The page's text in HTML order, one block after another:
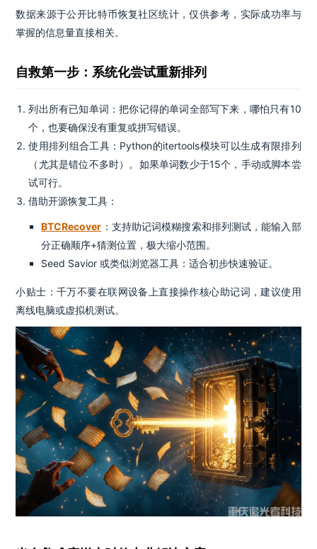
数据来源于公开比特币恢复社区统计，仅供参考，实际成功率与
掌握的信息量直接相关。
自救第一步：系统化尝试重新排列
列出所有已知单词：把你记得的单词全部写下来，哪怕只有10
个，也要确保没有重复或拼写错误。
使用排列组合工具：Python的itertools模块可以生成有限排列
（尤其是错位不多时）。如果单词数少于15个，手动或脚本尝
试可行。
借助开源恢复工具：
BTCRecover ：支持助记词模糊搜索和排列测试，能输入部
分正确顺序+猜测位置，极大缩小范围。
Seed Savior 或类似浏览器工具：适合初步快速验证。
小贴士：千万不要在联网设备上直接操作核心助记词，建议使用
离线电脑或虚拟机测试。